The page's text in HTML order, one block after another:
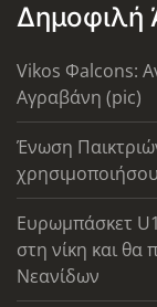
Δημοφιλή
Vikos Φalcons:
Αγραβάνη (pic)
Ένωση
Ευρωμπάσκετ
στη νίκη και θα
Νεανίδων